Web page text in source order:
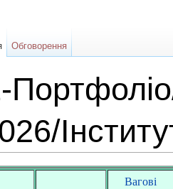
Вагові
Обговорення